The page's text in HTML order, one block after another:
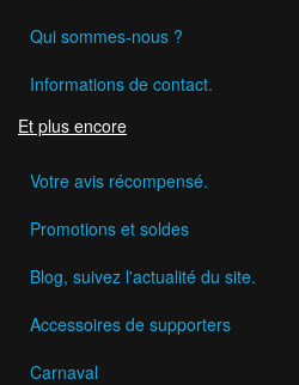
Qui sommes-nous ?
Informations de contact.
Et plus encore
Votre avis récompensé.
Promotions et soldes
Blog, suivez l'actualité du site.
Accessoires de supporters
Carnaval